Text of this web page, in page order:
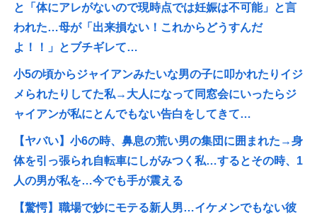
と「体にアレがないので現時点では妊娠は不可能」と言
われた…母が「出来損ない！これからどうすんだ
よ！！」とブチギレて…
小5の頃からジャイアンみたいな男の子に叩かれたりイジ
メられたりしてた私→大人になって同窓会にいったらジ
ャイアンが私にとんでもない告白をしてきて…
【ヤバい】小6の時、鼻息の荒い男の集団に囲まれた→身
体を引っ張られ自転車にしがみつく私…するとその時、1
人の男が私を…今でも手が震える
【驚愕】職場で妙にモテる新人男…イケメンでもない彼